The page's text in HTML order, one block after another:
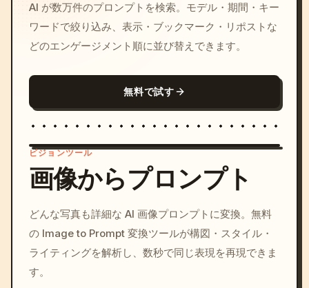
AI が数万件のプロンプトを検索。モデル・期間・キー
ワードで絞り込み、表示・ブックマーク・リポストな
どのエンゲージメント順に並び替えできます。
無料で試す
c, cyberpunk sunset, neon
colors, 8k --v 6.0
ビジョンツール
画像からプロンプト
どんな写真も詳細な AI 画像プロンプトに変換。無料
の Image to Prompt 変換ツールが構図・スタイル・
ライティングを解析し、数秒で同じ表現を再現できま
す。